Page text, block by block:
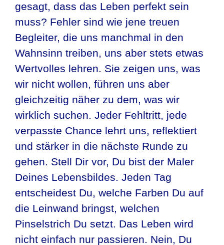
gesagt, dass das Leben perfekt sein
muss? Fehler sind wie jene treuen
Begleiter, die uns manchmal in den
Wahnsinn treiben, uns aber stets etwas
Wertvolles lehren. Sie zeigen uns, was
wir nicht wollen, führen uns aber
gleichzeitig näher zu dem, was wir
wirklich suchen. Jeder Fehltritt, jede
verpasste Chance lehrt uns, reflektiert
und stärker in die nächste Runde zu
gehen. Stell Dir vor, Du bist der Maler
Deines Lebensbildes. Jeden Tag
entscheidest Du, welche Farben Du auf
die Leinwand bringst, welchen
Pinselstrich Du setzt. Das Leben wird
nicht einfach nur passieren. Nein, Du